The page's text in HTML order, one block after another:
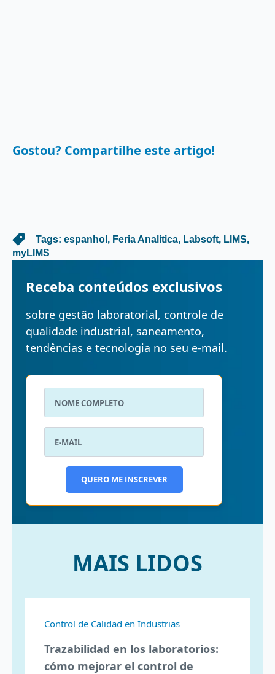
Gostou? Compartilhe este artigo!
   Tags:
espanhol Feria Analítica Labsoft
LIMS
myLIMS
Receba conteúdos exclusivos
sobre gestão laboratorial, controle de
qualidade industrial, saneamento,
tendências e tecnologia no seu e-mail.
QUERO ME INSCREVER
MAIS LIDOS
Control de Calidad en Industrias
Trazabilidad en los laboratorios:
cómo mejorar el control de